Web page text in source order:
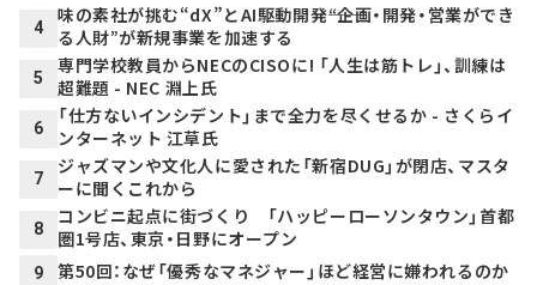
4
味の素社が挑む“dX”とAI駆動開発――“企画・開発・営業ができ
る人財”が新規事業を加速する
5
専門学校教員からNECのCISOに! 「人生は筋トレ」、訓練は
超難題 - NEC 淵上氏
6
「仕方ないインシデント」まで全力を尽くせるか - さくらイ
ンターネット 江草氏
7
ジャズマンや文化人に愛された「新宿DUG」が閉店、マスタ
ーに聞くこれから
8
コンビニ起点に街づくり 「ハッピーローソンタウン」首都
圏1号店、東京・日野にオープン
9 第50回：なぜ「優秀なマネジャー」ほど経営に嫌われるのか